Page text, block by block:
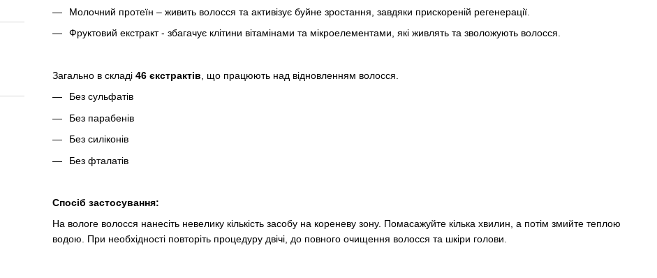
Молочний протеїн – живить волосся та активізує буйне зростання, завдяки прискореній регенерації.
Фруктовий екстракт - збагачує клітини вітамінами та мікроелементами, які живлять та зволожують волосся.
Загально в складі 46 єкстрактів , що працюють над відновленням волосся.
Без сульфатів
Без парабенів
Без силіконів
Без фталатів
Спосіб застосування:
На вологе волосся нанесіть невелику кількість засобу на кореневу зону. Помасажуйте кілька хвилин, а потім змийте теплою
водою. При необхідності повторіть процедуру двічі, до повного очищення волосся та шкіри голови.